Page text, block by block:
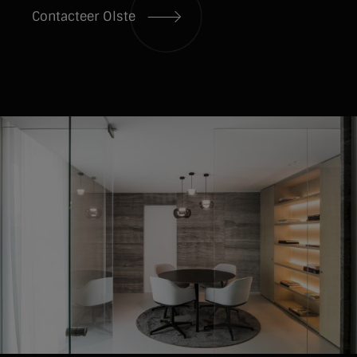
Gebouwen zijn door de jaren geëvolueerd.
Vroeger waren er overal luchtlekken waardoor er
te veel warmte naar buiten ontsnapte. Nu
bouwen we luchtdicht en isoleren we goed om
alle opgewekte energie vast te houden in het
appartement. Hierdoor is het belangrijk dat we
goed ventileren. Het ventilatiesysteem D zorgt
dan ook voor een goede luchtkwaliteit in het
appartement met minimaal warmteverlies
dankzij een systeem van warmterecuperatie.
Doordat we de opgewekte energie beter
Contacteer Olste